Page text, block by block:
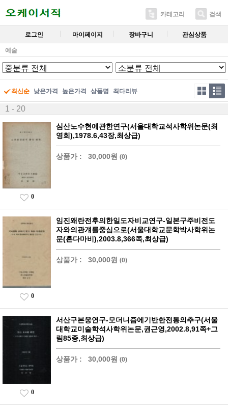
카테고리 검색
로그인 마이페이지 장바구니 관심상품
예술
최신순 낮은가격 높은가격 상품명 최다리뷰
1 - 20
심산노수현에관한연구(서울대학교석사학위논문(최
영희),1978.6,43장,최상급)
상품가 : 30,000원 (0)
0
임진왜란전후의한일도자비교연구-일본구주비전도
자와의관걔를중심으로(서울대학교문학박사학위논
문(혼다마비),2003.8,366쪽,최상급)
상품가 : 30,000원 (0)
0
서산구본웅연구-모더니즘에기반한전통의추구(서울
대학교미술학석사학위논문,권근영,2002.8,91쪽+그
림85종,최상급)
상품가 : 30,000원 (0)
0